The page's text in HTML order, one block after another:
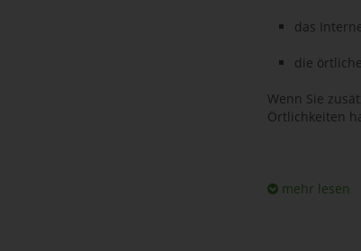
das
die
Wenn Sie
Örtlichkeiten
mehr lesen